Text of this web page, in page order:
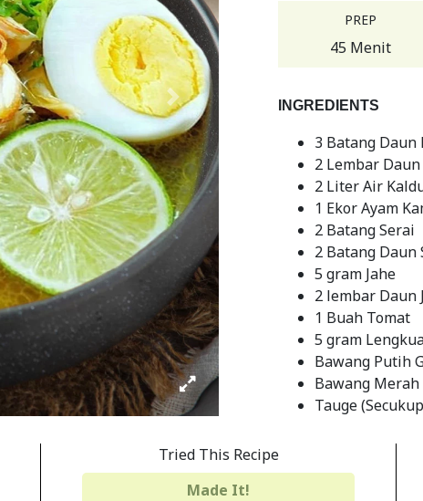
Next
PREP
45 Menit
INGREDIENTS
3 Batang Daun
2 Lembar
2 Liter Air
1 Ekor Ayam
2 Batang Serai
2 Batang Daun
5 gram Jahe
2 lembar Daun
1 Buah Tomat
5 gram
Bawang Putih
Bawang Merah
Tauge
3 Siung
3 Siung
Tried This Recipe
Made It!